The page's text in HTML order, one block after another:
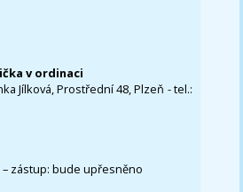
v ordinaci
Jílková, Prostřední 48, Plzeň - tel.:
– zástup: bude upřesněno